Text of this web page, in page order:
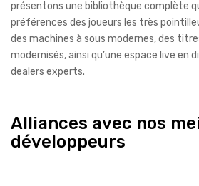
présentons une bibliothèque complète
préférences des joueurs les très
des machines à sous modernes, des
modernisés, ainsi qu’une espace live
dealers experts.
Alliances avec nos
développeurs